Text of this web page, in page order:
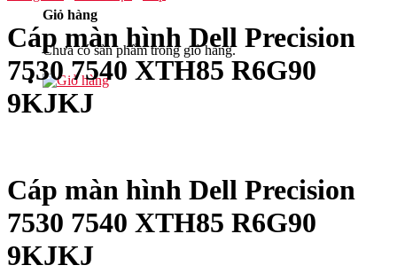
Giỏ hàng
Chưa có sản phẩm trong giỏ hàng.
Cáp màn hình Dell Precision
7530 7540 XTH85 R6G90
9KJKJ
Cáp màn hình Dell Precision
7530 7540 XTH85 R6G90
9KJKJ